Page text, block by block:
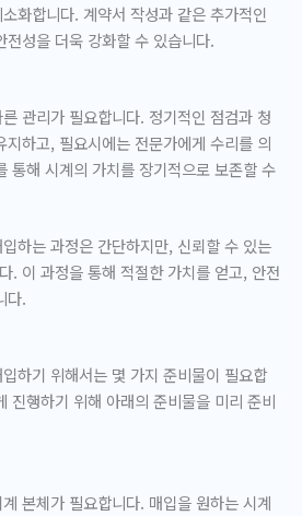
화합니다. 계약서 작성과 같은 추가적인
성을 더욱 강화할 수 있습니다.
관리가 필요합니다. 정기적인 점검과 청
하고, 필요시에는 전문가에게 수리를 의
통해 시계의 가치를 장기적으로 보존할 수
하는 과정은 간단하지만, 신뢰할 수 있는
. 이 과정을 통해 적절한 가치를 얻고, 안전
다.
하기 위해서는 몇 가지 준비물이 필요합
진행하기 위해 아래의 준비물을 미리 준비
본체가 필요합니다. 매입을 원하는 시계